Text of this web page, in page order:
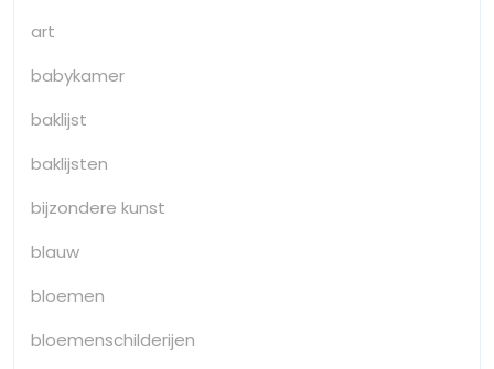
art
babykamer
baklijst
baklijsten
bijzondere kunst
blauw
bloemen
bloemenschilderijen